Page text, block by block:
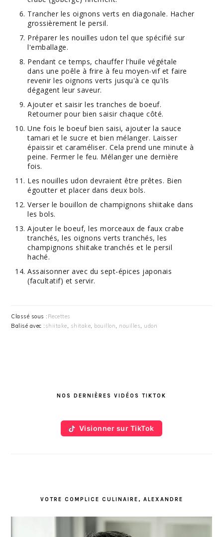
Trancher les oignons verts en diagonale. Hacher
grossièrement le persil.
Préparer les nouilles udon tel que spécifié sur
l'emballage.
Pendant ce temps, chauffer l'huile végétale
dans une poêle à frire à feu moyen-vif et faire
revenir les oignons verts jusqu'à ce qu'ils
dégagent leur saveur.
Ajouter et saisir les tranches de boeuf.
Retourner pour bien saisir chaque côté.
Une fois le boeuf bien saisi, ajouter la sauce
tamari et le sucre et bien mélanger. Laisser
épaissir et caraméliser. Cela prend une minute à
peine. Fermer le feu. Mélanger une dernière
fois.
Les nouilles udon devraient être prêtes. Bien
égoutter et placer dans deux bols.
Verser le bouillon de champignons shiitake dans
les bols.
Ajouter le boeuf, les morceaux de faux crabe
tranchés, les oignons verts tranchés, les
champignons shiitake tranchés et le persil
haché.
Assaisonner avec du sept-épices japonais
(facultatif) et servir.
Classé sous : Recettes
Balisé avec : shiitake, shitake, bouillon, nouilles, udon
PRINCIPALENOS DERNIÈRES VIDÉOS TIKTOK
Visionner sur TikTok
VOTRE COMPLICE CULINAIRE, ALEXANDRE